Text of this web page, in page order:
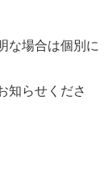
な場合は個別に
知らせくださ